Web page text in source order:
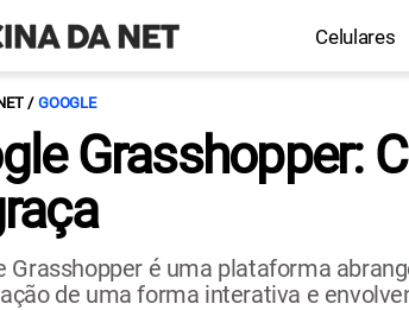
Celulares
GOOGLE
Grasshopper:
Grasshopper é uma plataforma
de uma forma interativa e